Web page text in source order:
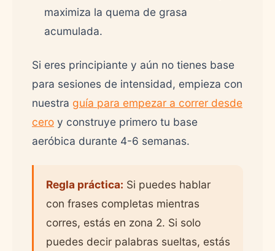
maximiza la quema de grasa
acumulada.
Si eres principiante y aún no tienes base
para sesiones de intensidad, empieza con
nuestra guía para empezar a correr desde
cero y construye primero tu base
aeróbica durante 4-6 semanas.
Regla práctica: Si puedes hablar
con frases completas mientras
corres, estás en zona 2. Si solo
puedes decir palabras sueltas, estás